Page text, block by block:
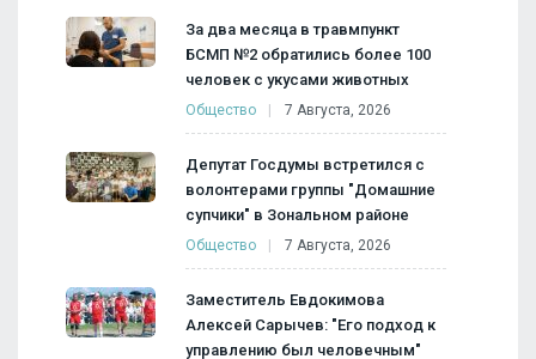
За два месяца в травмпункт
БСМП №2 обратились более 100
человек с укусами животных
Общество 7 Августа, 2026
Депутат Госдумы встретился с
волонтерами группы "Домашние
супчики" в Зональном районе
Общество 7 Августа, 2026
Заместитель Евдокимова
Алексей Сарычев: "Его подход к
управлению был человечным"